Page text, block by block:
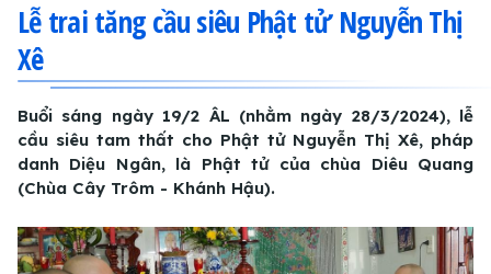
Lễ trai tăng cầu siêu Phật tử Nguyễn Thị
Xê
Buổi sáng ngày 19/2 ÂL (nhằm ngày 28/3/2024), lễ
cầu siêu tam thất cho Phật tử Nguyễn Thị Xê, pháp
danh Diệu Ngân, là Phật tử của chùa Diêu Quang
(Chùa Cây Trôm - Khánh Hậu).